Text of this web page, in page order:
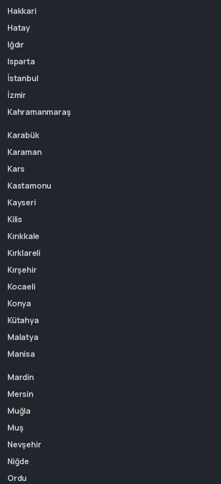
Hakkari
Hatay
Iğdır
Isparta
İstanbul
İzmir
Kahramanmaraş
Karabük
Karaman
Kars
Kastamonu
Kayseri
Kilis
Kırıkkale
Kırklareli
Kırşehir
Kocaeli
Konya
Kütahya
Malatya
Manisa
Mardin
Mersin
Muğla
Muş
Nevşehir
Niğde
Ordu